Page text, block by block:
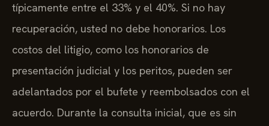
típicamente entre el 33% y el 40%. Si no hay
recuperación, usted no debe honorarios. Los
costos del litigio, como los honorarios de
presentación judicial y los peritos, pueden ser
adelantados por el bufete y reembolsados con el
acuerdo. Durante la consulta inicial, que es sin